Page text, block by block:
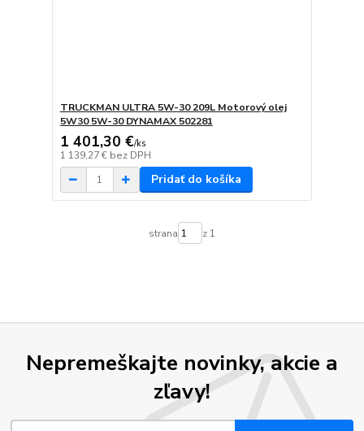
TRUCKMAN ULTRA 5W-30 209L Motorový olej
5W30 5W-30 DYNAMAX 502281
1 401,30 €/ks
1 139,27 € bez DPH
Pridať do košíka
strana z 1
Nepremeškajte novinky, akcie a
zľavy!